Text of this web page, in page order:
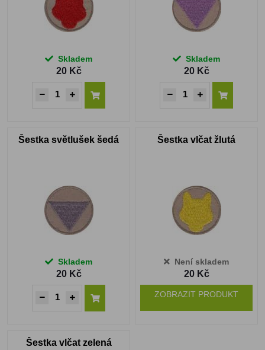
Skladem
20 Kč
Skladem
20 Kč
Šestka světlušek šedá
Skladem
20 Kč
Šestka vlčat žlutá
Není skladem
20 Kč
ZOBRAZIT PRODUKT
Šestka vlčat zelená